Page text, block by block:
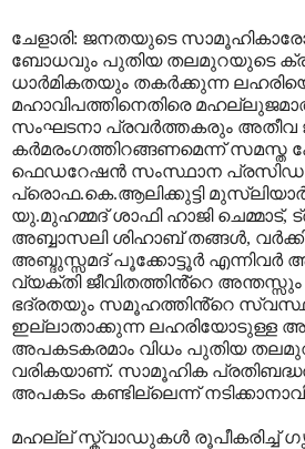
ചേളാരി: ജനതയുടെ
ബോധവും പുതിയ തലമുറയുടെ
ധാർമികതയും തകർക്കുന്ന
മഹാവിപത്തിനെതിരെ
സംഘടനാ പ്രവർത്തകരും അതീവ
കർമരംഗത്തിറങ്ങണമെന്ന് സമസ്ത
ഫെഡറേഷൻ സംസ്ഥാന
പ്രൊഫ.കെ.ആലിക്കുട്ടി
യു.മുഹമ്മദ് ശാഫി ഹാജി ചെമ്മാട്,
അബ്ബാസലി ശിഹാബ് തങ്ങൾ,
അബ്ദുസ്സമദ് പൂക്കോട്ടൂർ
വ്യക്തി ജീവിതത്തിൻ്റെ
ഭദ്രതയും സമൂഹത്തിൻ്റെ
ഇല്ലാതാക്കുന്ന ലഹരിയോടുള്ള
അപകടകരമാം വിധം പുതിയ
വരികയാണ്. സാമൂഹിക
അപകടം കണ്ടില്ലെന്ന്
മഹല്ല് സ്ക്വാഡുകൾ രൂപീകരിച്ച്